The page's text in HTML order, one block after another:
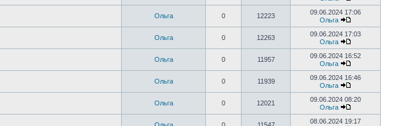
Ольга 0 12223
09.06.2024 17:06
Ольга
Ольга 0 12263
09.06.2024 17:03
Ольга
Ольга 0 11957
09.06.2024 16:52
Ольга
Ольга 0 11939
09.06.2024 16:46
Ольга
Ольга 0 12021
09.06.2024 08:20
Ольга
08.06.2024 19:17